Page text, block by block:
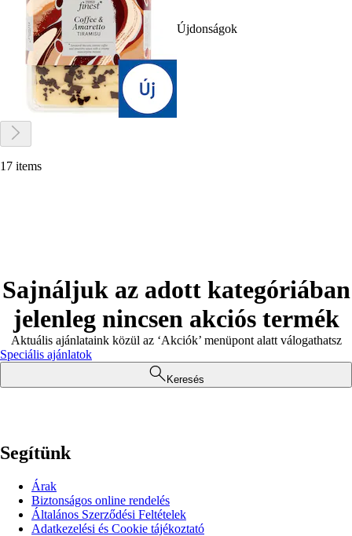
Újdonságok
17 items
Sajnáljuk az adott kategóriában
jelenleg nincsen akciós termék
Aktuális ajánlataink közül az ‘Akciók’ menüpont alatt válogathatsz
Speciális ajánlatok
Keresés
Segítünk
Árak
Biztonságos online rendelés
Általános Szerződési Feltételek
Adatkezelési és Cookie tájékoztató